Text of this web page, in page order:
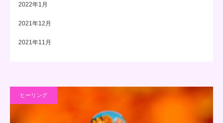
2022年1月
2021年12月
2021年11月
ヒーリング